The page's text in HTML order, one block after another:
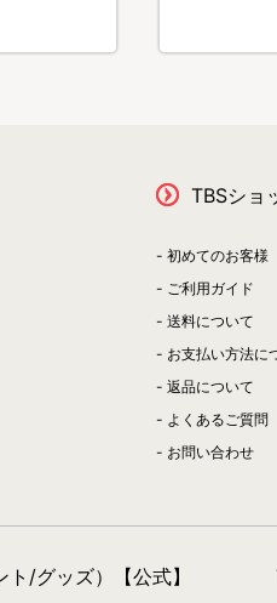
TBSショ
初めてのお客様
ご利用ガイド
送料について
お支払い方法に
返品について
よくあるご質問
お問い合わせ
/グッズ）【公式】